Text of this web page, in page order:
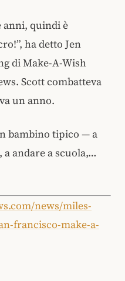
anni, quindi è
ha detto Jen
di Make-A-Wish
Scott combatteva
un anno.
bambino tipico — a
andare a scuola,…
news/miles-
francisco-make-a-